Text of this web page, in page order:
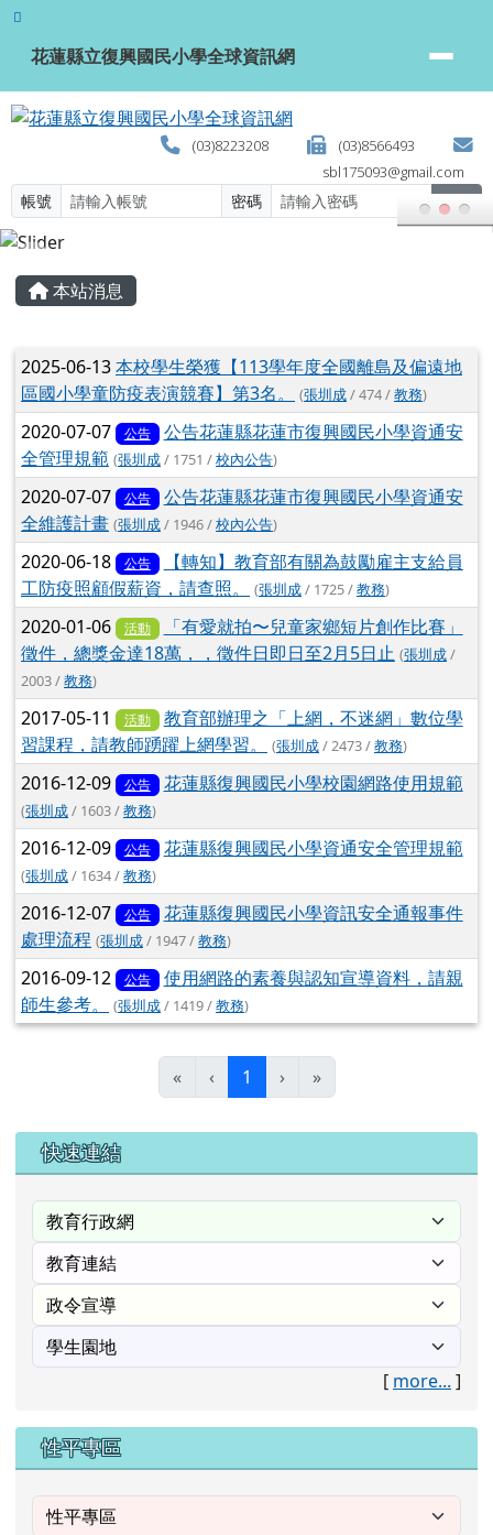
跳至主內容區
花蓮縣立復興國民小學全球資訊網
花蓮縣立復興國民小學全球資訊網
(03)8223208
(03)8566493
sbl175093@gmail.com
帳號 密碼 登入
主內容區域
本站消息
文章列表
2025-06-13本校學生榮獲【113學年度全國離島及偏遠地
區國小學童防疫表演競賽】第3名。
(張圳成/ 474 /教務)
2020-07-07 公告
公告花蓮縣花蓮市復興國民小學資通安
全管理規範 (張圳成/ 1751 /校內公告)
2020-07-07 公告
公告花蓮縣花蓮市復興國民小學資通安
全維護計畫 (張圳成/ 1946 /校內公告)
2020-06-18 公告
【轉知】教育部有關為鼓勵雇主支給員
工防疫照顧假薪資，請查照。
(張圳成/ 1725 /教務)
2020-01-06 活動
「有愛就拍〜兒童家鄉短片創作比賽」
徵件，總獎金達18萬，，徵件日即日至2月5日止 (張圳成/
2003 /教務)
2017-05-11 活動
教育部辦理之「上網，不迷網」數位學
習課程，請教師踴躍上網學習。
(張圳成/ 2473 /教務)
2016-12-09 公告 花蓮縣復興國民小學校園網路使用規範
(張圳成/ 1603 /教務)
2016-12-09 公告 花蓮縣復興國民小學資通安全管理規範
(張圳成/ 1634 /教務)
2016-12-07 公告
花蓮縣復興國民小學資訊安全通報事件
處理流程 (張圳成/ 1947 /教務)
2016-09-12 公告
使用網路的素養與認知宣導資料，請親
師生參考。
(張圳成/ 1419 /教務)
« ‹ 1 (目前頁次)
› »
右邊區域內容
快速連結
[ more... ]
性平專區
頁尾區域